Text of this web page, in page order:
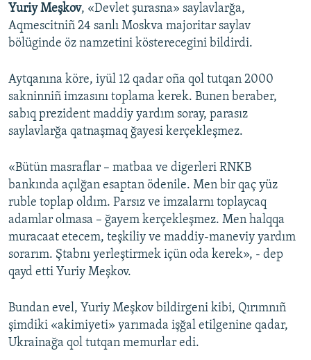
Yuriy Meşkov, «Devlet şurasna» saylavlarğa,
Aqmescitniñ 24 sanlı Moskva majoritar saylav
bölüginde öz namzetini kösterecegini bildirdi.
Aytqanına köre, iyül 12 qadar oña qol tutqan 2000
sakninniñ imzasını toplama kerek. Bunen beraber,
sabıq prezident maddiy yardım soray, parasız
saylavlarğa qatnaşmaq ğayesi kerçekleşmez.
«Bütün masraflar – matbaa ve digerleri RNKB
bankında açılğan esaptan ödenile. Men bir qaç yüz
ruble toplap oldım. Parsız ve imzalarnı toplaycaq
adamlar olmasa – ğayem kerçekleşmez. Men halqqa
muracaat etecem, teşkiliy ve maddiy-maneviy yardım
sorarım. Ştabnı yerleştirmek içün oda kerek», - dep
qayd etti Yuriy Meşkov.
Bundan evel, Yuriy Meşkov bildirgeni kibi, Qırımnıñ
şimdiki «akimiyeti» yarımada işğal etilgenine qadar,
Ukrainağa qol tutqan memurlar edi.